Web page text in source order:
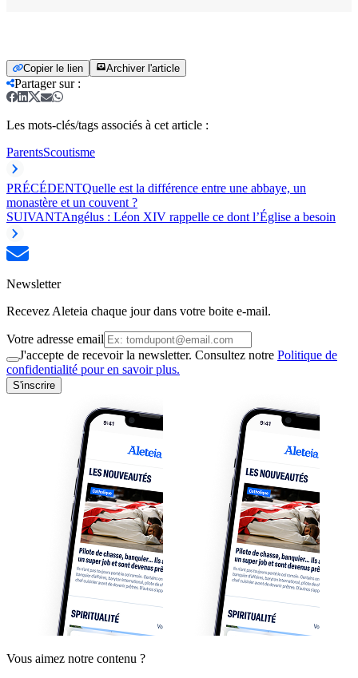
Copier le lien Archiver l'article
Partager sur:
Les mots-clés/tags associés à cet article :
ParentsScoutisme
PRÉCÉDENTQuelle est la différence entre une abbaye, un
monastère et un couvent ?
SUIVANTAngélus : Léon XIV rappelle ce dont l’Église a besoin
Newsletter
Recevez Aleteia chaque jour dans votre boite e-mail.
Votre adresse email
J'accepte de recevoir la newsletter. Consultez notre Politique de
confidentialité pour en savoir plus.
S'inscrire
Vous aimez notre contenu ?